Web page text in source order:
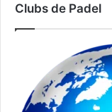
Clubs de Padel